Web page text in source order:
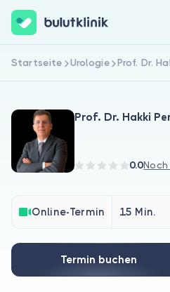
Für Patienten
Jetzt registrieren
Startseite Urologie Prof. Dr.
Prof. Dr. Hakki
0.0
Online-Termin 15 Min.
Termin buchen